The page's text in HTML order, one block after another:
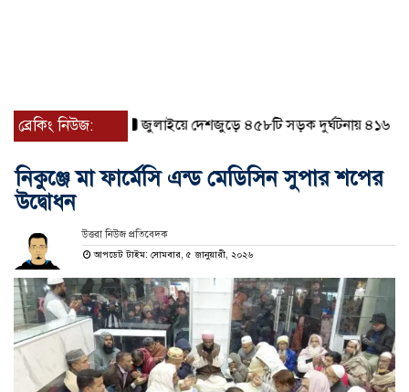
ব্রেকিং নিউজ: জুলাইয়ে দেশজুড়ে ৪৫৮টি সড়ক দুর্ঘটনায় ৪১৬ জন নিহত
নিকুঞ্জে মা ফার্মেসি এন্ড মেডিসিন সুপার শপের
উদ্বোধন
উত্তরা নিউজ প্রতিবেদক
আপডেট টাইম: সোমবার, ৫ জানুয়ারী, ২০২৬